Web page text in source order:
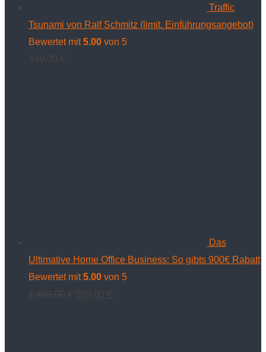
Traffic
Tsunami von Ralf Schmitz (limit. Einführungsangebot)
Bewertet mit5.00 von 5
Das
Ultimative Home Office Business: So gibts 900€ Rabatt
Bewertet mit5.00 von 5